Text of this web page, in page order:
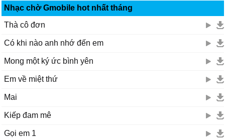
Nhạc chờ Gmobile hot nhất tháng
Thà cô đơn
Có khi nào anh nhớ đến em
Mong một ký ức bình yên
Em về miệt thứ
Mai
Kiếp đam mê
Gọi em 1